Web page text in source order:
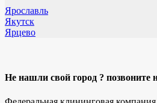
Ярославль
Якутск
Ярцево
Не нашли свой город ? позвоните